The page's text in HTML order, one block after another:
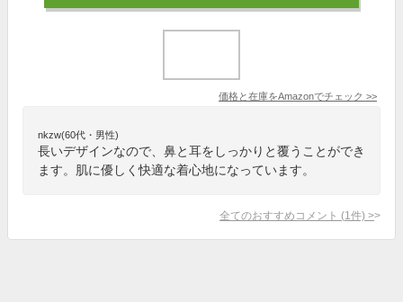
価格と在庫をAmazonでチェック >>
nkzw(60代・男性)
長いデザインなので、鼻と耳をしっかりと覆うことができ
ます。肌に優しく快適な着心地になっています。
全てのおすすめコメント (1 件) >